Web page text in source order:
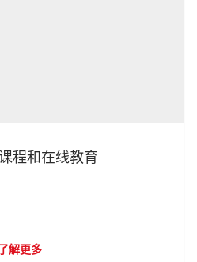
程和在线教育
解更多